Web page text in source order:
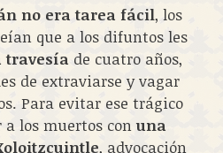
no era tarea fácil, los
que a los difuntos les
travesía de cuatro años,
de extraviarse y vagar
Para evitar ese trágico
los muertos conuna
, advocación